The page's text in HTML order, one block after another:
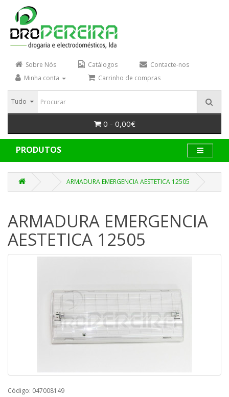
Sobre Nós Catálogos
Contacte-nos
Minha conta
Carrinho de compras
Tudo
0 - 0,00€
PRODUTOS
ARMADURA EMERGENCIA AESTETICA 12505
ARMADURA EMERGENCIA
AESTETICA 12505
Código: 047008149